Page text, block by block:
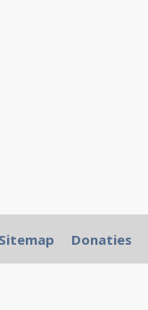
Sitemap Donaties